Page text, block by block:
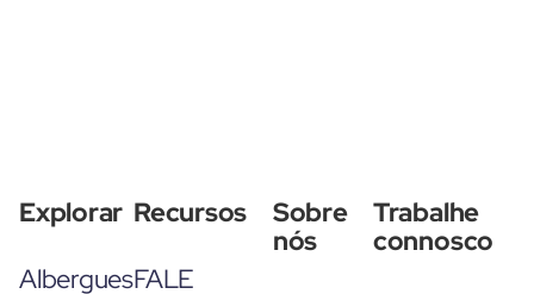
Explorar
Albergues
Recursos
FALE
Sobre
nós
Trabalhe
connosco